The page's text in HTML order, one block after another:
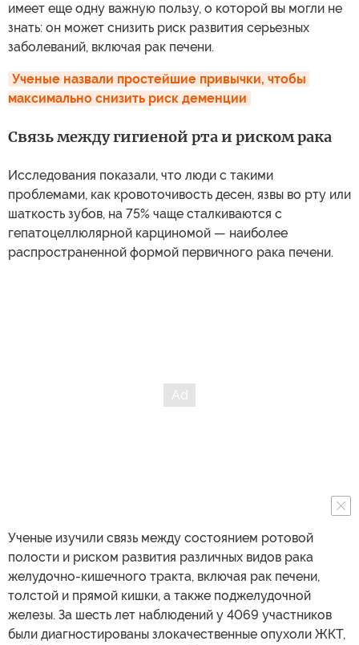
имеет еще одну важную пользу, о которой вы могли не
знать: он может снизить риск развития серьезных
заболеваний, включая рак печени.
Ученые назвали простейшие привычки, чтобы
максимально снизить риск деменции
Связь между гигиеной рта и риском рака
Исследования показали, что люди с такими
проблемами, как кровоточивость десен, язвы во рту или
шаткость зубов, на 75% чаще сталкиваются с
гепатоцеллюлярной карциномой — наиболее
распространенной формой первичного рака печени.
Ученые изучили связь между состоянием ротовой
полости и риском развития различных видов рака
желудочно-кишечного тракта, включая рак печени,
толстой и прямой кишки, а также поджелудочной
железы. За шесть лет наблюдений у 4069 участников
были диагностированы злокачественные опухоли ЖКТ,